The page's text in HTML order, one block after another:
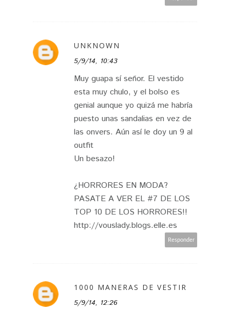
UNKNOWN
5/9/14, 10:43
Muy guapa sí señor. El vestido
esta muy chulo, y el bolso es
genial aunque yo quizá me habría
puesto unas sandalias en vez de
las onvers. Aún así le doy un 9 al
outfit
Un besazo!
¿HORRORES EN MODA?
PASATE A VER EL #7 DE LOS
TOP 10 DE LOS HORRORES!!
http://vouslady.blogs.elle.es
Responder
1000 MANERAS DE VESTIR
5/9/14, 12:26